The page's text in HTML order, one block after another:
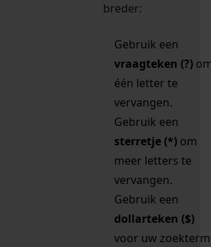
breder:
Gebruik een
vraagteken (?)
één letter te
vervangen.
Gebruik een
sterretje (*) om
meer letters te
vervangen.
Gebruik een
dollarteken ($)
voor uw zoekterm